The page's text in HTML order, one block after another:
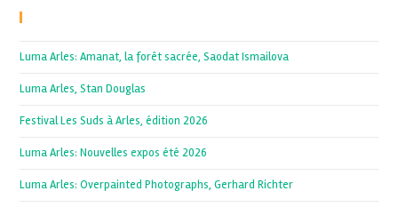
Luma Arles: Amanat, la forêt sacrée, Saodat Ismailova
Luma Arles, Stan Douglas
Festival Les Suds à Arles, édition 2026
Luma Arles: Nouvelles expos été 2026
Luma Arles: Overpainted Photographs, Gerhard Richter